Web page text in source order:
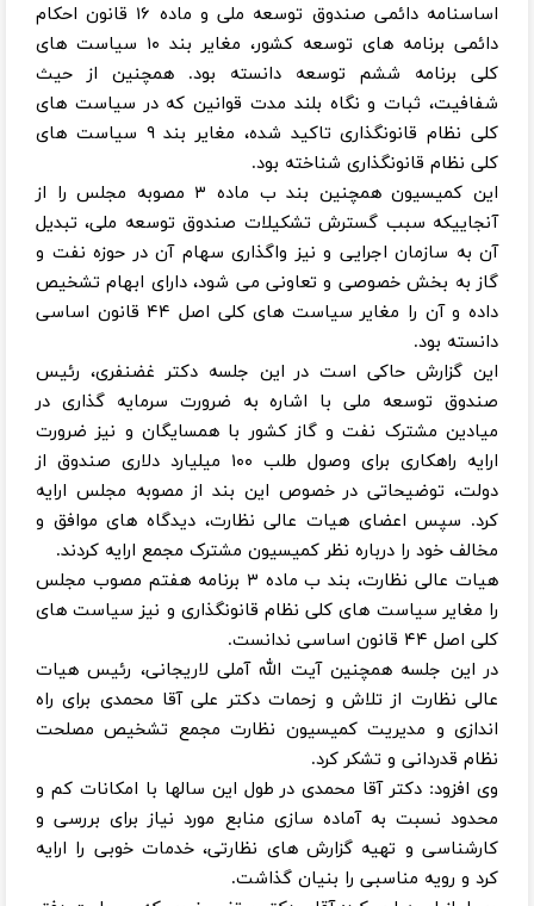
اساسنامه دائمی صندوق توسعه ملی و ماده ۱۶ قانون احکام
دائمی برنامه های توسعه کشور، مغایر بند ۱۰ سیاست های
کلی برنامه ششم توسعه دانسته بود. همچنین از حیث
شفافیت، ثبات و نگاه بلند مدت قوانین که در سیاست های
کلی نظام قانونگذاری تاکید شده، مغایر بند ۹ سیاست های
کلی نظام قانونگذاری شناخته بود.
این کمیسیون همچنین بند ب ماده ۳ مصوبه مجلس را از
آنجاییکه سبب گسترش تشکیلات صندوق توسعه ملی، تبدیل
آن به سازمان اجرایی و نیز واگذاری سهام آن در حوزه نفت و
گاز به بخش خصوصی و تعاونی می شود، دارای ابهام تشخیص
داده و آن را مغایر سیاست های کلی اصل ۴۴ قانون اساسی
دانسته بود.
این گزارش حاکی است در این جلسه دکتر غضنفری، رئیس
صندوق توسعه ملی با اشاره به ضرورت سرمایه گذاری در
میادین مشترک نفت و گاز کشور با همسایگان و نیز ضرورت
ارایه راهکاری برای وصول طلب ۱۰۰ میلیارد دلاری صندوق از
دولت، توضیحاتی در خصوص این بند از مصوبه مجلس ارایه
کرد. سپس اعضای هیات عالی نظارت، دیدگاه های موافق و
مخالف خود را درباره نظر کمیسیون مشترک مجمع ارایه کردند.
هیات عالی نظارت، بند ب ماده ۳ برنامه هفتم مصوب مجلس
را مغایر سیاست های کلی نظام قانونگذاری و نیز سیاست های
کلی اصل ۴۴ قانون اساسی ندانست.
در این جلسه همچنین آیت الله آملی لاریجانی، رئیس هیات
عالی نظارت از تلاش و زحمات دکتر علی آقا محمدی برای راه
اندازی و مدیریت کمیسیون نظارت مجمع تشخیص مصلحت
نظام قدردانی و تشکر کرد.
وی افزود: دکتر آقا محمدی در طول این سالها با امکانات کم و
محدود نسبت به آماده سازی منابع مورد نیاز برای بررسی و
کارشناسی و تهیه گزارش های نظارتی، خدمات خوبی را ارایه
کرد و رویه مناسبی را بنیان گذاشت.